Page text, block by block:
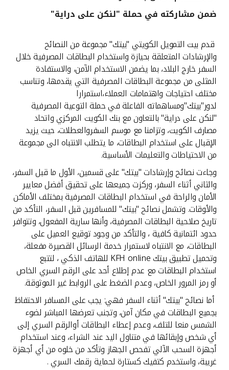
القنوات المصرفية
أدوات وخدمات
خدمات ما بعد البيع
اتصل بنا
مواقع الفروع وأجهزة الصرف الآلي
ألمانيا
ماليزيا
تركيا
مصر
المملكة المتحدة
مملكة البحرين
ضمن مشاركته في حملة "لنكن على دراية"
قدم بيت التمويل الكويتي "بيتك" مجموعة من النصائح
والإرشادات المتعلقة بحيازة واستخدام البطاقات المصرفية خلال
السفر خارج البلاد، بما يضمن الاستخدام الآمن، والاستفادة
المثلى من مجموعة البطاقات المصرفية التي يقدمها، وتناسب
مختلف احتياجات واهتمامات العملاء،استمرارا
لدور"بيتك"ومساهماته الفاعلة في حملة التوعية المصرفية
"لنكن على دراية" بالتعاون مع بنك الكويت المركزي واتحاد
مصارف الكويت، وتزامنا مع موسم السفروالعطلات، حيث يزيد
الإقبال على استخدام البطاقات، ما يتطلب الانتباه الى مجموعة
من الاحتياطات والتعليمات الأساسية.
وجاءت نصائح وإرشادات "بيتك" على قسمين، الأول ما قبل السفر،
والثاني أثناء السفر، وركزت جميعها على تحقيق أفضل معايير
الأمان والراحة في استخدام البطاقات المصرفية بمختلف الأماكن
والأوقات. وتشمل نصائح "بيتك" للمسافرين قبل السفر، التأكد من
تاريخ صلاحية البطاقات المصرفية، وأنها سارية المفعول، وتتوافر
حدود ائتمانية كافية ، والتأكد من وجود توقيع العميل على
البطاقات، مع الانتباه لاستمرار خدمة الرسائل القصيرة مفعلة،
وتحميل تطبيق بيتك KFH online للهاتف الذكي ، لتتبع
استخدام البطاقات مع عدم إطلاع أحد على الرقم السري الخاص
أو رمز المرور الخاص، وعدم الضغط على الروابط غير الموثوقة.
أما نصائح "بيتك" أثناء السفر فهي: يجب على المسافر الاحتفاظ
بجميع البطاقات في مكان آمن، وتجنب تعرضها المباشر لضوء
الشمس منعا للتلف، وعدم إعطاء البطاقات أوالرقم السري إلى
أي شخص وإبقائها في متناول اليد عند الشراء، وعند استخدام
أجهزة السحب الآلي تفحص الجهاز وتأكد من خلوه من أي أجهزة
غريبة، واستخدم كتفيك كستارة لحماية رقمك السري .